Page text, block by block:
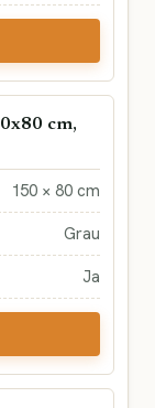
cm,
150 × 80 cm
Grau
Ja